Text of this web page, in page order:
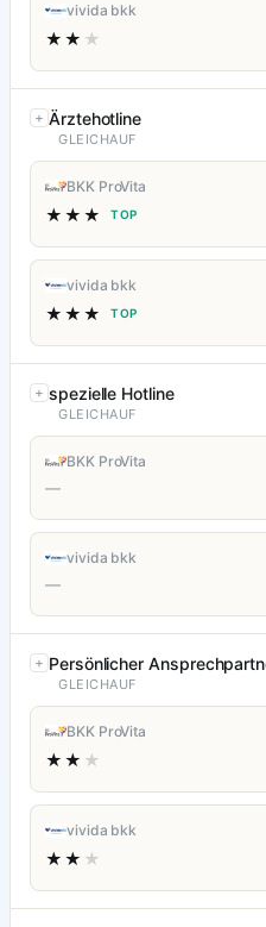
vivida bkk
★★ ★
Ärztehotline
GLEICHAUF
BKK ProVita
★★★ TOP
vivida bkk
★★★ TOP
spezielle Hotline
GLEICHAUF
BKK ProVita
—
vivida bkk
—
Persönlicher
GLEICHAUF
BKK ProVita
★★ ★
vivida bkk
★★ ★